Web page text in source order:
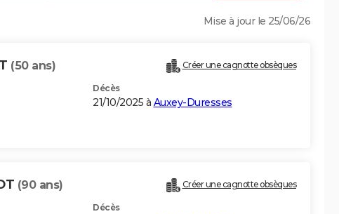
Mise à jour le 25/06/26
(50 ans) Créer une cagnotte obsèques
Décès
21/10/2025 à Auxey-Duresses
(90 ans) Créer une cagnotte obsèques
Décès